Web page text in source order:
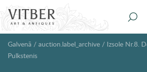
Galvenā / auction.label_archive / Izsole Nr.8.
Pulkstenis